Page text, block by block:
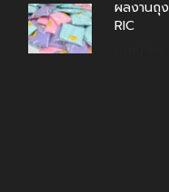
ผลงานถุ
RIC